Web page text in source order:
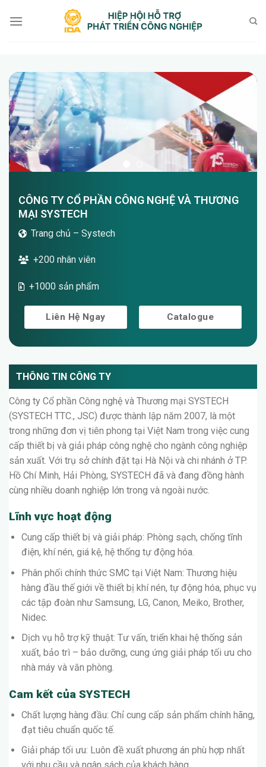
qua
CÔNG TY CỔ PHẦN CÔNG NGHỆ VÀ THƯƠNG
MẠI SYSTECH
Trang chủ – Systech
+1000 sản phẩm
Công ty Cổ phần Công nghệ và Thương mại SYSTECH
(SYSTECH TTC., JSC) được thành lập năm 2007, là một
trong những đơn vị tiên phong tại Việt Nam trong việc cung
cấp thiết bị và giải pháp công nghệ cho ngành công nghiệp
sản xuất. Với trụ sở chính đặt tại Hà Nội và chi nhánh ở TP.
Hồ Chí Minh, Hải Phòng, SYSTECH đã và đang đồng hành
cùng nhiều doanh nghiệp lớn trong và ngoài nước.
Lĩnh vực hoạt động
Cung cấp thiết bị và giải pháp: Phòng sạch, chống tĩnh
điện, khí nén, giá kệ, hệ thống tự động hóa.
Phân phối chính thức SMC tại Việt Nam: Thương hiệu
hàng đầu thế giới về thiết bị khí nén, tự động hóa, phục vụ
các tập đoàn như Samsung, LG, Canon, Meiko, Brother,
Dịch vụ hỗ trợ kỹ thuật: Tư vấn, triển khai hệ thống sản
xuất, bảo trì – bảo dưỡng, cung ứng giải pháp tối ưu cho
nhà máy và văn phòng.
Cam kết của SYSTECH
Chất lượng hàng đầu: Chỉ cung cấp sản phẩm chính hãng,
đạt tiêu chuẩn quốc tế.
Giải pháp tối ưu: Luôn đề xuất phương án phù hợp nhất